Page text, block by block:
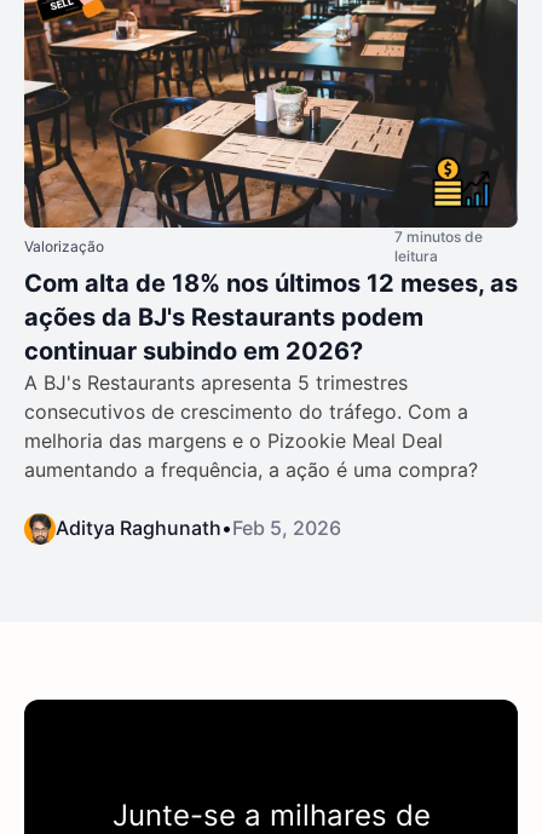
Valorização
7 minutos de
leitura
Com alta de 18% nos últimos 12 meses, as
ações da BJ's Restaurants podem
continuar subindo em 2026?
A BJ's Restaurants apresenta 5 trimestres
consecutivos de crescimento do tráfego. Com a
melhoria das margens e o Pizookie Meal Deal
aumentando a frequência, a ação é uma compra?
Aditya Raghunath•Feb 5, 2026
Junte-se a milhares de